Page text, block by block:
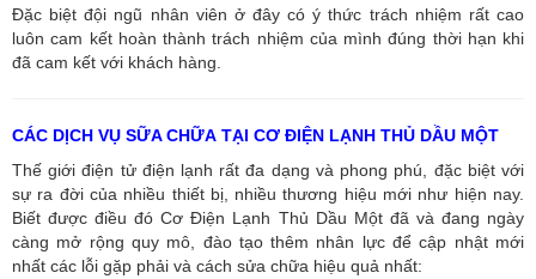
Đặc biệt đội ngũ nhân viên ở đây có ý thức trách nhiệm rất cao
luôn cam kết hoàn thành trách nhiệm của mình đúng thời hạn khi
đã cam kết với khách hàng.
CÁC DỊCH VỤ SỮA CHỮA TẠI CƠ ĐIỆN LẠNH THỦ DẦU MỘT
Thế giới điện tử điện lạnh rất đa dạng và phong phú, đặc biệt với
sự ra đời của nhiều thiết bị, nhiều thương hiệu mới như hiện nay.
Biết được điều đó Cơ Điện Lạnh Thủ Dầu Một đã và đang ngày
càng mở rộng quy mô, đào tạo thêm nhân lực để cập nhật mới
nhất các lỗi gặp phải và cách sửa chữa hiệu quả nhất: